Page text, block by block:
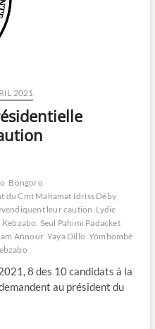
2021
Bongoro
du Cmt Mahamat Idriss Déby
leur caution Lydie
Seul Pahimi Padacket
Annour Yaya Dillo Yombombé
8 des 10 candidats à la
au président du